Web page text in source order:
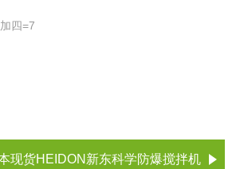
四=7
现货HEIDON新东科学防爆搅拌机